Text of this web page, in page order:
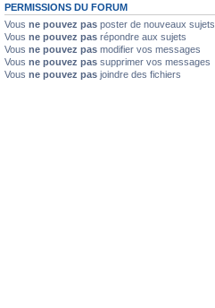
PERMISSIONS DU FORUM
Vous ne pouvez pas poster de nouveaux sujets
Vous ne pouvez pas répondre aux sujets
Vous ne pouvez pas modifier vos messages
Vous ne pouvez pas supprimer vos messages
Vous ne pouvez pas joindre des fichiers